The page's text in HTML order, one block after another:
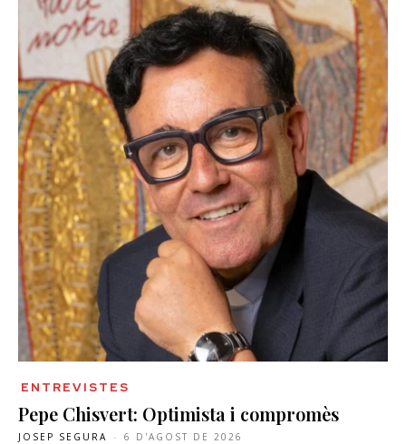
ENTREVISTES
Pepe Chisvert: Optimista i compromès
JOSEP SEGURA - 6 D'AGOST DE 2026